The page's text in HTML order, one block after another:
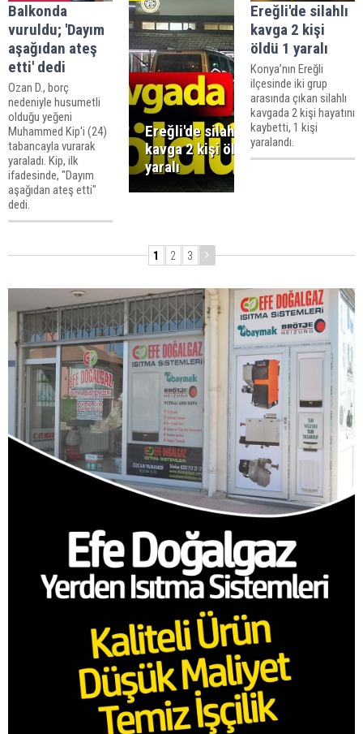
Balkonda
vuruldu; 'Dayım
aşağıdan ateş
etti' dedi
Ozan D., borç
nedeniyle husumetli
olduğu yeğeni
Muhammed Kip'i (24)
tabancayla vurarak
yaraladı. Kip, ilk
ifadesinde, "Dayım
aşağıdan ateş etti"
dedi.
Ereğli'de silahlı
kavga 2 kişi öldü 1
yaralı
Ereğli'de silahlı
kavga 2 kişi
öldü 1 yaralı
Konya’nın Ereğli
ilçesinde iki grup
arasında çıkan silahlı
kavgada 2 kişi hayatını
kaybetti, 1 kişi
yaralandı.
1 2 3